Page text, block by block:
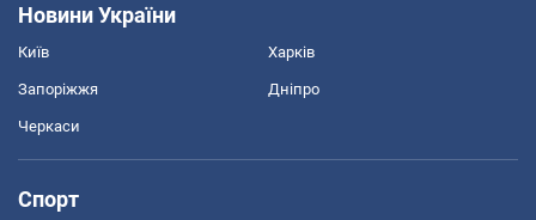
Новини України
Київ Харків
Запоріжжя Дніпро
Черкаси
Спорт